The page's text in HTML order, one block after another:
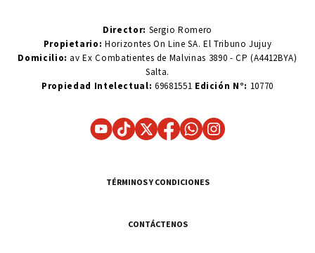
Director: Sergio Romero
Propietario:Horizontes On Line SA. El Tribuno Jujuy
Domicilio: av Ex Combatientes de Malvinas 3890 - CP (A4412BYA)
Salta.
Propiedad Intelectual: 69681551 Edición N°: 10770
TÉRMINOS Y CONDICIONES
CONTÁCTENOS